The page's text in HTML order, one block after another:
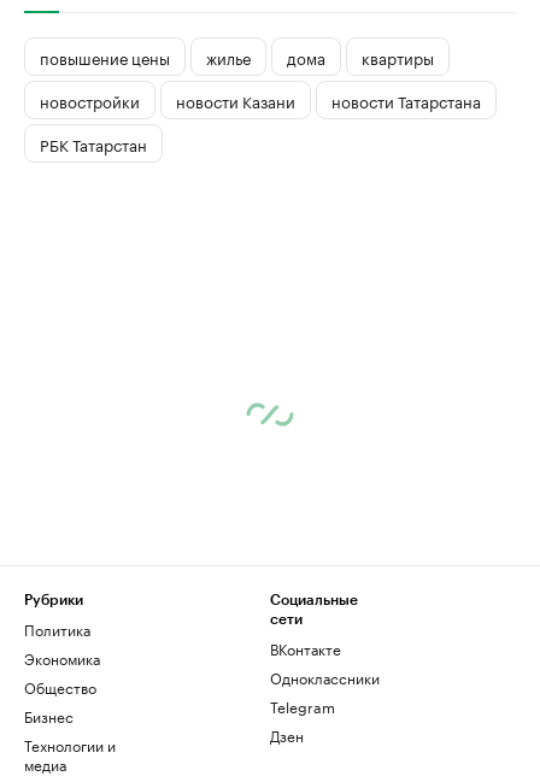
повышение цены жилье дома
квартиры
новостройки
новости Казани
новости Татарстана
РБК Татарстан
Рубрики
Политика
Экономика
Общество
Бизнес
Технологии и
медиа
Социальные
сети
ВКонтакте
Одноклассники
Telegram
Дзен